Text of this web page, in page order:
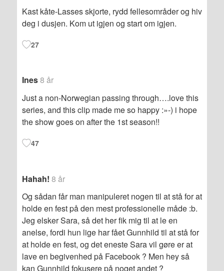
Kast kåte-Lasses skjorte, rydd fellesområder og hiv
deg i dusjen. Kom ut igjen og start om igjen.
27
Ines8 år
Just a non-Norwegian passing through….love this
series, and this clip made me so happy :»-) i hope
the show goes on after the 1st season!!
47
Hahah! 8 år
Og sådan får man manipuleret nogen til at stå for at
holde en fest på den mest professionelle måde :b.
Jeg elsker Sara, så det her fik mig til at le en
anelse, fordi hun lige har fået Gunnhild til at stå for
at holde en fest, og det eneste Sara vil gøre er at
lave en begivenhed på Facebook ? Men hey så
kan Gunnhild fokusere på noget andet ?